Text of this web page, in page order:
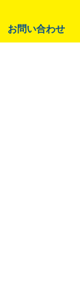
お問い合わせ